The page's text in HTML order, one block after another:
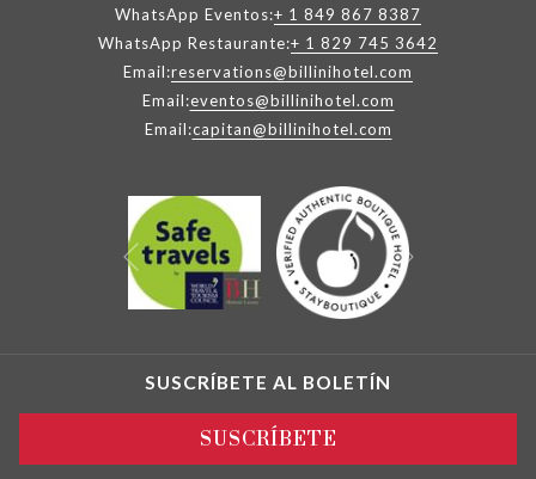
WhatsApp Eventos:+ 1 849 867 8387
WhatsApp Restaurante:+ 1 829 745 3642
Email:reservations@billinihotel.com
Email:eventos@billinihotel.com
Email:capitan@billinihotel.com
Anterior
SUSCRÍBETE AL BOLETÍN
SUSCRÍBETE